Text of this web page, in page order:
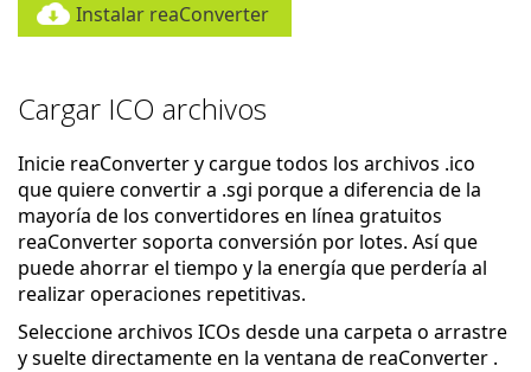
Instalar reaConverter
Cargar ICO archivos
Inicie reaConverter y cargue todos los archivos .ico
que quiere convertir a .sgi porque a diferencia de la
mayoría de los convertidores en línea gratuitos
reaConverter soporta conversión por lotes. Así que
puede ahorrar el tiempo y la energía que perdería al
realizar operaciones repetitivas.
Seleccione archivos ICOs desde una carpeta o arrastre
y suelte directamente en la ventana de reaConverter .